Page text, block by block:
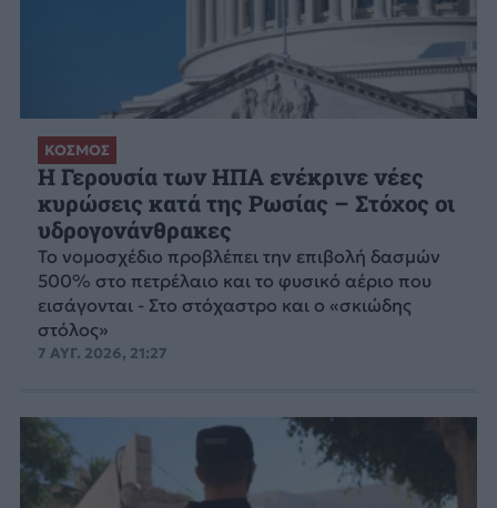
ΚΟΣΜΟΣ
Η Γερουσία των ΗΠΑ ενέκρινε νέες
κυρώσεις κατά της Ρωσίας – Στόχος οι
υδρογονάνθρακες
Το νομοσχέδιο προβλέπει την επιβολή δασμών
500% στο πετρέλαιο και το φυσικό αέριο που
εισάγονται - Στο στόχαστρο και ο «σκιώδης
στόλος»
7 ΑΥΓ. 2026, 21:27